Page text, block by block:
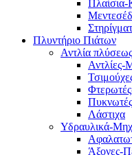
Πλαίσια-
Πλυντήριο Πιάτων
Αντλία
Αντλίες-
Πυκνωτές
Λάστιχα
Υδραυλικά-
Άξονες-